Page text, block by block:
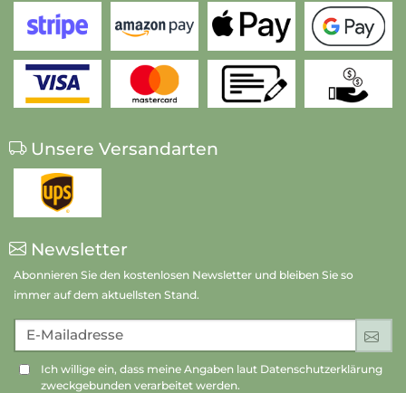
Unsere Versandarten
Newsletter
Abonnieren Sie den kostenlosen Newsletter und bleiben Sie so
immer auf dem aktuellsten Stand.
E-Mailadresse
Ich willige ein, dass meine Angaben laut Datenschutzerklärung
zweckgebunden verarbeitet werden.